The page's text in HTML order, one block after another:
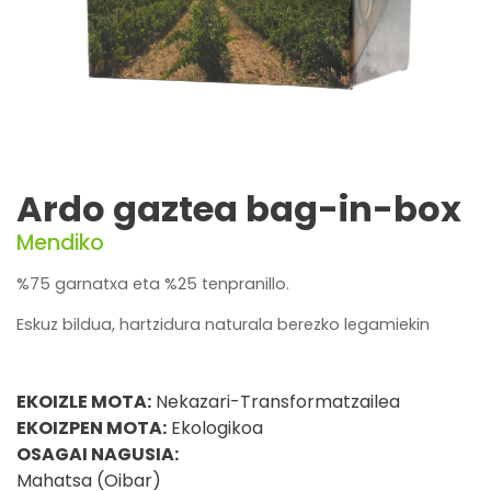
Ardo gaztea bag-in-box
Mendiko
%75 garnatxa eta %25 tenpranillo.
Eskuz bildua, hartzidura naturala berezko legamiekin
EKOIZLE MOTA: Nekazari-Transformatzailea
EKOIZPEN MOTA: Ekologikoa
OSAGAI NAGUSIA:
Mahatsa (Oibar)